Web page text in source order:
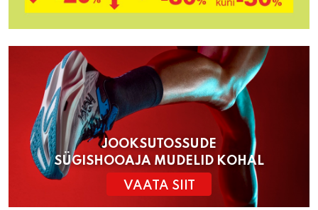
JOOKSUTOSSUDE
SÜGISHOOAJA MUDELID KOHAL
VAATA SIIT